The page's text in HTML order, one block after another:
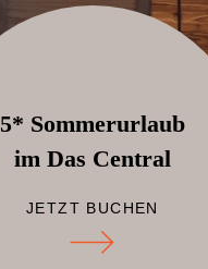
5* Sommerurlaub
im Das Central
JETZT BUCHEN